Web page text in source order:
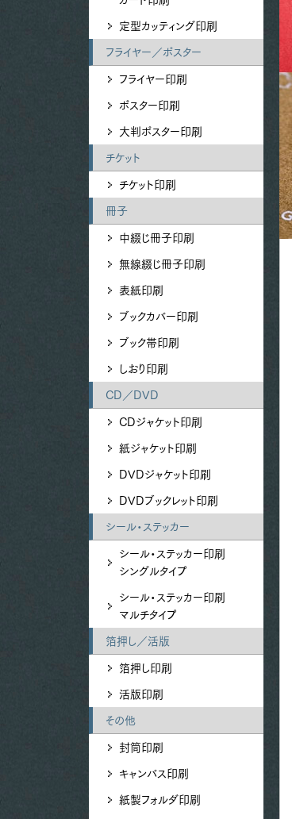
定型カッティング印刷
フライヤー／ポスター
フライヤー印刷
ポスター印刷
大判ポスター印刷
チケット
チケット印刷
冊子
中綴じ冊子印刷
無線綴じ冊子印刷
表紙印刷
ブックカバー印刷
ブック帯印刷
しおり印刷
CD／DVD
CDジャケット印刷
紙ジャケット印刷
DVDジャケット印刷
DVDブックレット印刷
シール・ステッカー
シール・ステッカー印刷
シングルタイプ
シール・ステッカー印刷
マルチタイプ
箔押し／活版
箔押し印刷
活版印刷
その他
封筒印刷
キャンバス印刷
紙製フォルダ印刷